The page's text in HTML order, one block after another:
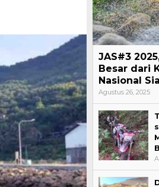
JAS#3
Besar dari
Nasional
Agustus 26, 2025